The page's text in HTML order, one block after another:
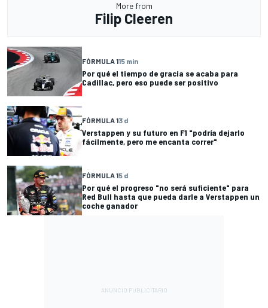
More from
Filip Cleeren
FÓRMULA 115 min
Por qué el tiempo de gracia se acaba para
Cadillac, pero eso puede ser positivo
FÓRMULA 13 d
Verstappen y su futuro en F1 "podría dejarlo
fácilmente, pero me encanta correr"
FÓRMULA 15 d
Por qué el progreso "no será suficiente" para
Red Bull hasta que pueda darle a Verstappen un
coche ganador